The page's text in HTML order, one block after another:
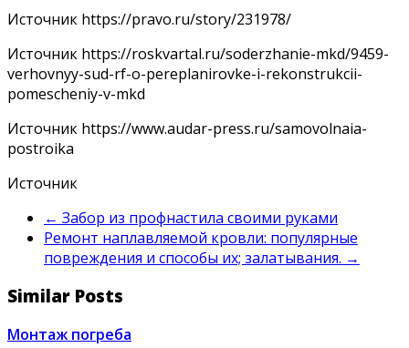
Источник https://pravo.ru/story/231978/
Источник https://roskvartal.ru/soderzhanie-mkd/9459-
verhovnyy-sud-rf-o-pereplanirovke-i-rekonstrukcii-
pomescheniy-v-mkd
Источник https://www.audar-press.ru/samovolnaia-
postroika
Источник
← Забор из профнастила своими руками
Ремонт наплавляемой кровли: популярные
повреждения и способы их; залатывания. →
Similar Posts
Монтаж погреба